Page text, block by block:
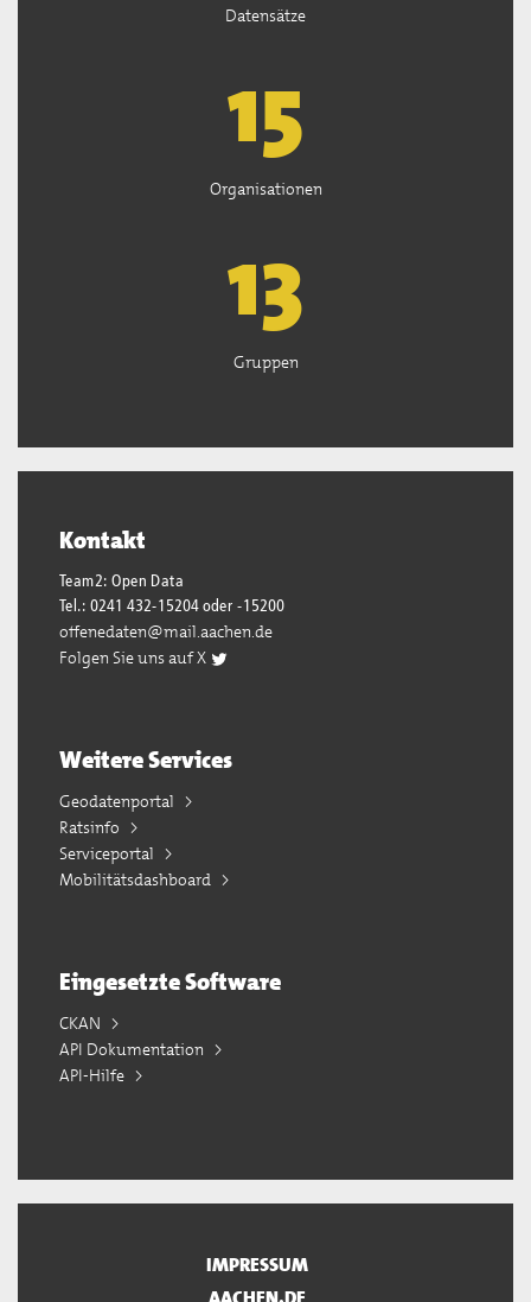
Datensätze
15
Organisationen
13
Gruppen
Kontakt
Team2: Open Data
Tel.: 0241 432-15204 oder -15200
offenedaten@mail.aachen.de
Folgen Sie uns auf X
Weitere Services
Geodatenportal
Ratsinfo
Serviceportal
Mobilitätsdashboard
Eingesetzte Software
CKAN
API Dokumentation
API-Hilfe
IMPRESSUM